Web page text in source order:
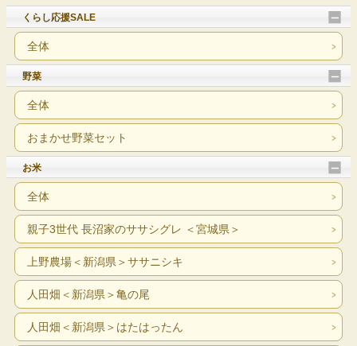
くらし応援SALE
全体
野菜
全体
おまかせ野菜セット
お米
全体
親子3世代 長沼家のササシグレ ＜宮城県＞
上野農場＜新潟県＞ササニシキ
人田畑＜新潟県＞亀の尾
人田畑＜新潟県＞はたはったん